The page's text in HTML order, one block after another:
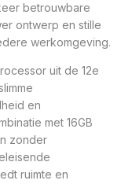
betrouwbare
ontwerp en stille
werkomgeving.
uit de 12e
en
met 16GB
zonder
ruimte en